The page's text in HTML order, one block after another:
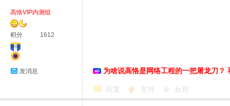
高恪VIP内测组
积分 1612
发消息 为啥说高恪是网络工程的一把屠龙刀？
回复 支持 反对